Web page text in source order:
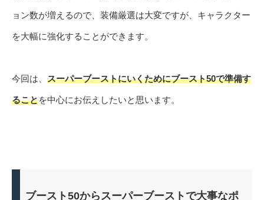
ョン数が増えるので、装備厳選は大変ですが、キャラクター
を大幅に強化することができます。
今回は、 スーパーブーストにいくためにブースト50で準備す
ることを中心にお伝えしたいと思います。
ブースト50からスーパーブーストで大事なポ